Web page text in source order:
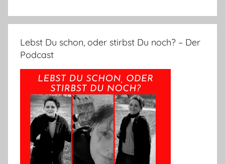
Lebst Du schon, oder stirbst Du noch? – Der
Podcast